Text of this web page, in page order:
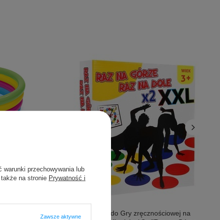
2 duże Maty do Gry zręcznościowej na
warunki przechowywania lub
na stronie Prywatność i
Zawsze aktywne